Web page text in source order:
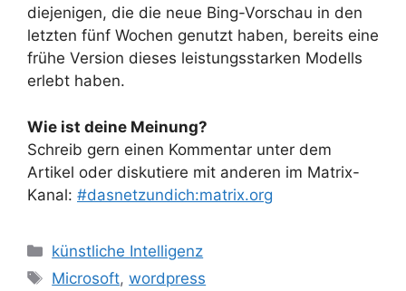
diejenigen, die die neue Bing-Vorschau in den
letzten fünf Wochen genutzt haben, bereits eine
frühe Version dieses leistungsstarken Modells
erlebt haben.
Wie ist deine Meinung?
Schreib gern einen Kommentar unter dem
Artikel oder diskutiere mit anderen im Matrix-
Kanal: #dasnetzundich:matrix.org
Kategorien
künstliche Intelligenz
Schlagwörter
Microsoft,wordpress